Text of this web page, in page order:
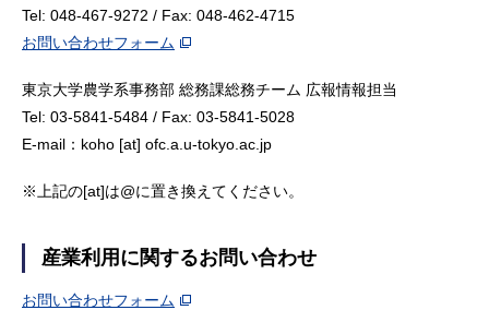
Tel: 048-467-9272 / Fax: 048-462-4715
お問い合わせフォーム
東京大学農学系事務部 総務課総務チーム 広報情報担当
Tel: 03-5841-5484 / Fax: 03-5841-5028
E-mail：koho [at] ofc.a.u-tokyo.ac.jp
※上記の[at]は@に置き換えてください。
産業利用に関するお問い合わせ
お問い合わせフォーム